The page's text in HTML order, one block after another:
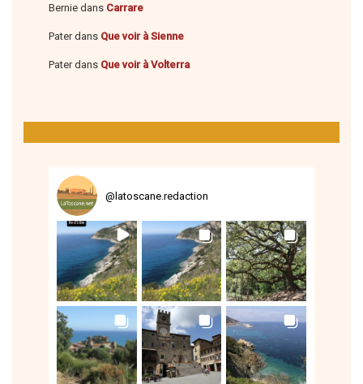
Bernie dans Carrare
Paterdans Que voir à Sienne
Paterdans Que voir à Volterra
@latoscane.redaction